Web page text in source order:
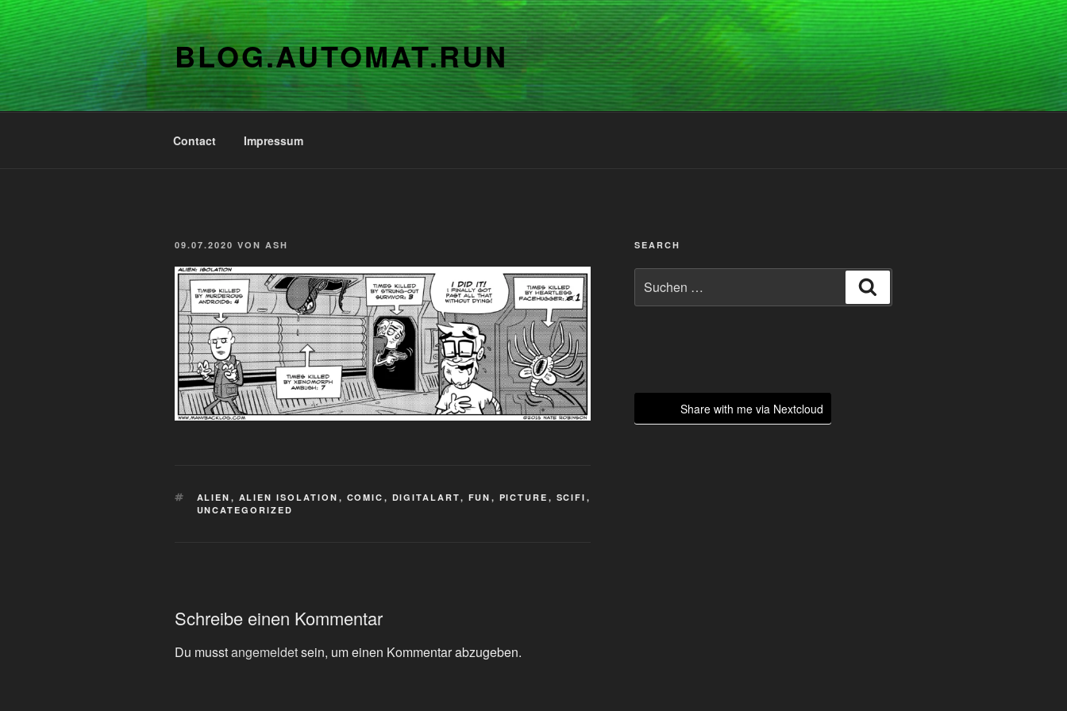
Zum
Inhalt
springen
BLOG.AUTOMAT.RUN
Contact Impressum
VERÖFFENTLICHT
09.07.2020 VON ASH
SCHLAGWÖRTER
ALIEN , ALIEN ISOLATION , COMIC , DIGITALART, FUN , PICTURE , SCIFI ,
UNCATEGORIZED
Schreibe einen Kommentar
Du musstangemeldetsein, um einen Kommentar abzugeben.
SEARCH
nach:
Share with me via Nextcloud